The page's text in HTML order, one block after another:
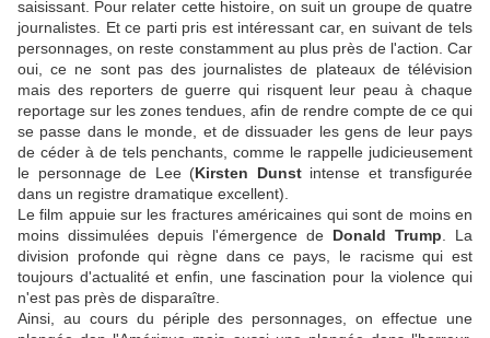
saisissant. Pour relater cette histoire, on suit un groupe de quatre
journalistes. Et ce parti pris est intéressant car, en suivant de tels
personnages, on reste constamment au plus près de l'action. Car
oui, ce ne sont pas des journalistes de plateaux de télévision
mais des reporters de guerre qui risquent leur peau à chaque
reportage sur les zones tendues, afin de rendre compte de ce qui
se passe dans le monde, et de dissuader les gens de leur pays
de céder à de tels penchants, comme le rappelle judicieusement
le personnage de Lee (Kirsten Dunstintense et transfigurée
dans un registre dramatique excellent).
Le film appuie sur les fractures américaines qui sont de moins en
moins dissimulées depuis l'émergence de Donald Trump . La
division profonde qui règne dans ce pays, le racisme qui est
toujours d'actualité et enfin, une fascination pour la violence qui
n'est pas près de disparaître.
Ainsi, au cours du périple des personnages, on effectue une